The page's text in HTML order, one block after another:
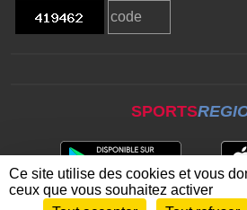
SPORTS
Ce site utilise des cookies et vous
ceux que vous souhaitez activer